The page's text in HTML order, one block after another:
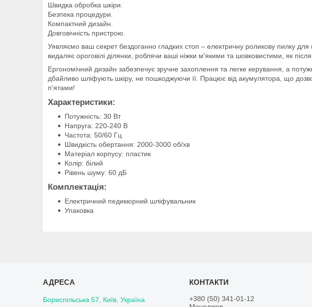
Швидка обробка шкіри.
Безпека процедури.
Компактний дизайн.
Довговічність пристрою.
Уявляємо ваш секрет бездоганно гладких стоп – електричну роликову пилку
видаляє ороговілі ділянки, роблячи ваші ніжки м'якими та шовковистими, як після
Ергономічний дизайн забезпечує зручне захоплення та легке керування, а
дбайливо шліфують шкіру, не пошкоджуючи її. Працює від акумулятора, що
п'ятами!
Характеристики:
Потужність: 30 Вт
Напруга: 220-240 В
Частота: 50/60 Гц
Швидкість обертання: 2000-3000 об/хв
Матеріал корпусу: пластик
Колір: білий
Рівень шуму: 60 дБ
Комплектація:
Електричний педикюрний шліфувальник
Упаковка
Бориспільська 57, Київ, Україна
+380 (50) 341-01-12